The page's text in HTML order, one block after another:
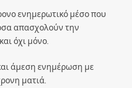
ενημερωτικό μέσο που
απασχολούν την
όχι μόνο.
άμεση ενημέρωση με
ματιά.